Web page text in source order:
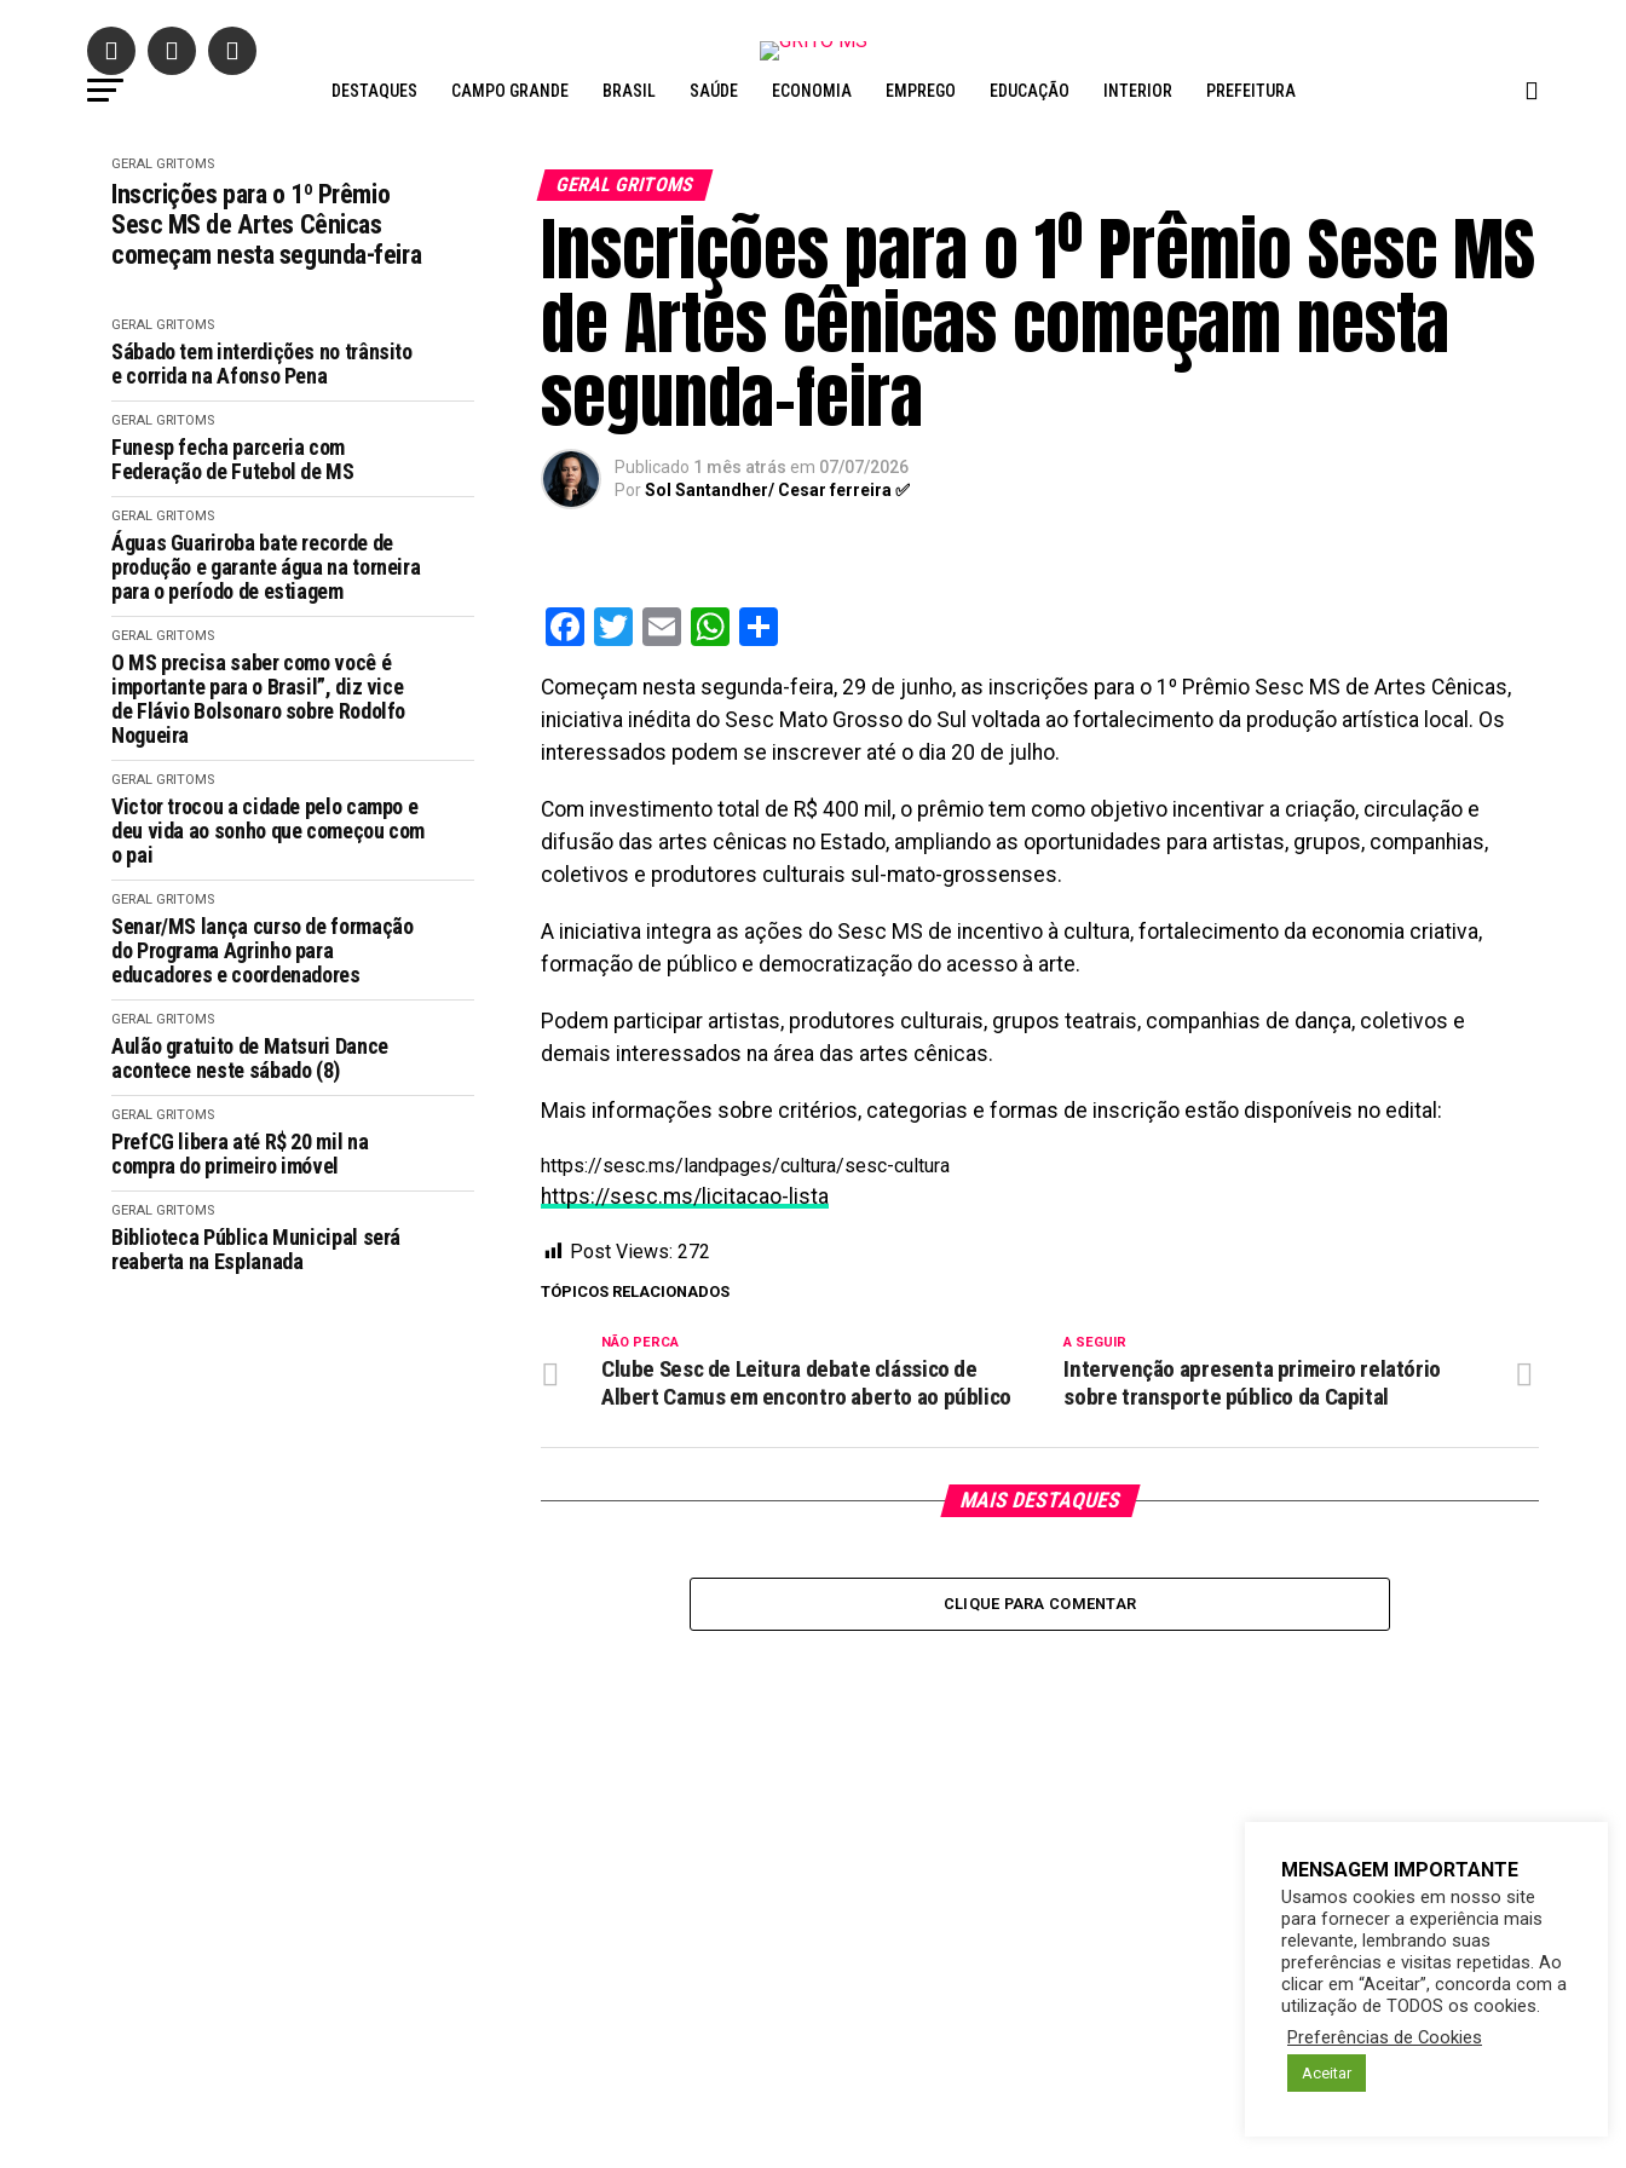
DESTAQUES CAMPO GRANDE BRASIL SAÚDE ECONOMIA EMPREGO EDUCAÇÃO INTERIOR PREFEITURA
GERAL GRITOMS
Inscrições para o 1º Prêmio
Sesc MS de Artes Cênicas
começam nesta segunda-feira
GERAL GRITOMS
Sábado tem interdições no trânsito
e corrida na Afonso Pena
GERAL GRITOMS
Funesp fecha parceria com
Federação de Futebol de MS
GERAL GRITOMS
Águas Guariroba bate recorde de
produção e garante água na torneira
para o período de estiagem
GERAL GRITOMS
O MS precisa saber como você é
importante para o Brasil”, diz vice
de Flávio Bolsonaro sobre Rodolfo
Nogueira
GERAL GRITOMS
Victor trocou a cidade pelo campo e
deu vida ao sonho que começou com
o pai
GERAL GRITOMS
Senar/MS lança curso de formação
do Programa Agrinho para
educadores e coordenadores
GERAL GRITOMS
Aulão gratuito de Matsuri Dance
acontece neste sábado (8)
GERAL GRITOMS
PrefCG libera até R$ 20 mil na
compra do primeiro imóvel
GERAL GRITOMS
Biblioteca Pública Municipal será
reaberta na Esplanada
GERAL GRITOMS
Inscrições para o 1º Prêmio Sesc MS
de Artes Cênicas começam nesta
segunda-feira
Publicado 1 mês atrás em 07/07/2026
PorSol Santandher/ Cesar ferreira ✅
Facebook
Twitter
EmailWhatsApp
Começam nesta segunda-feira, 29 de junho, as inscrições para o 1º Prêmio Sesc MS de Artes Cênicas,
iniciativa inédita do Sesc Mato Grosso do Sul voltada ao fortalecimento da produção artística local. Os
interessados podem se inscrever até o dia 20 de julho.
Com investimento total de R$ 400 mil, o prêmio tem como objetivo incentivar a criação, circulação e
difusão das artes cênicas no Estado, ampliando as oportunidades para artistas, grupos, companhias,
coletivos e produtores culturais sul-mato-grossenses.
A iniciativa integra as ações do Sesc MS de incentivo à cultura, fortalecimento da economia criativa,
formação de público e democratização do acesso à arte.
Podem participar artistas, produtores culturais, grupos teatrais, companhias de dança, coletivos e
demais interessados na área das artes cênicas.
Mais informações sobre critérios, categorias e formas de inscrição estão disponíveis no edital:
https://sesc.ms/landpages/cultura/sesc-cultura
https://sesc.ms/licitacao-lista
Post Views: 272
TÓPICOS RELACIONADOS
A SEGUIR
Intervenção apresenta primeiro relatório
sobre transporte público da Capital
NÃO PERCA
Clube Sesc de Leitura debate clássico de
Albert Camus em encontro aberto ao público
MAIS DESTAQUES
CLIQUE PARA COMENTAR
MENSAGEM IMPORTANTE
Usamos cookies em nosso site
para fornecer a experiência mais
relevante, lembrando suas
preferências e visitas repetidas. Ao
clicar em “Aceitar”, concorda com a
utilização de TODOS os cookies.
Preferências de Cookies
Aceitar